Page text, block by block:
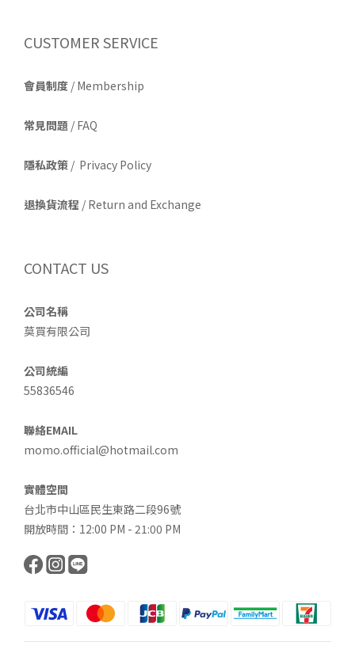
CUSTOMER SERVICE
會員制度 / Membership
常見問題 / FAQ
隱私政策 / Privacy Policy
退換貨流程 / Return and Exchange
CONTACT US
公司名稱
莫買有限公司
公司統編
55836546
聯絡EMAIL
momo.official@hotmail.com
實體空間
台北市中山區民生東路二段96號
開放時間：12:00 PM - 21:00 PM